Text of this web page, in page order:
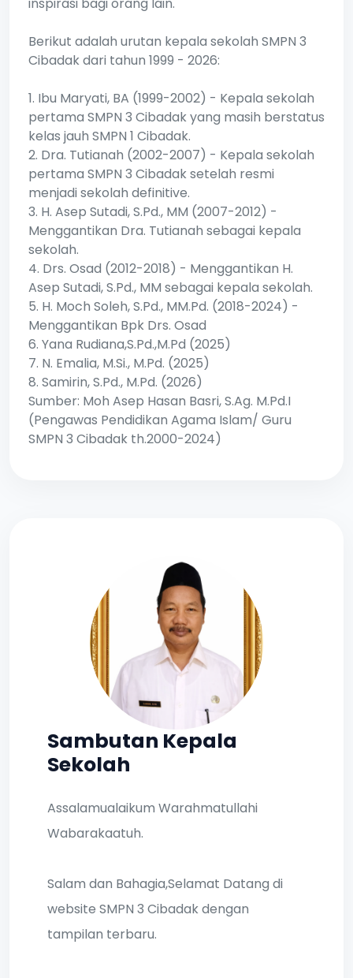
Berikut adalah urutan kepala sekolah SMPN 3
Cibadak dari tahun 1999 - 2026:
1. Ibu Maryati, BA (1999-2002) - Kepala sekolah
pertama SMPN 3 Cibadak yang masih berstatus
kelas jauh SMPN 1 Cibadak.
2. Dra. Tutianah (2002-2007) - Kepala sekolah
pertama SMPN 3 Cibadak setelah resmi
menjadi sekolah definitive.
3. H. Asep Sutadi, S.Pd., MM (2007-2012) -
Menggantikan Dra. Tutianah sebagai kepala
sekolah.
4. Drs. Osad (2012-2018) - Menggantikan H.
Asep Sutadi, S.Pd., MM sebagai kepala sekolah.
5. H. Moch Soleh, S.Pd., MM.Pd. (2018-2024) -
Menggantikan Bpk Drs. Osad
6. Yana Rudiana,S.Pd.,M.Pd (2025)
7. N. Emalia, M.Si., M.Pd. (2025)
8. Samirin, S.Pd., M.Pd. (2026)
Sumber: Moh Asep Hasan Basri, S.Ag. M.Pd.I
(Pengawas Pendidikan Agama Islam/ Guru
SMPN 3 Cibadak th.2000-2024)
Sambutan Kepala
Sekolah
Assalamualaikum Warahmatullahi
Wabarakaatuh.
Salam dan Bahagia,Selamat Datang di
website SMPN 3 Cibadak dengan
tampilan terbaru.